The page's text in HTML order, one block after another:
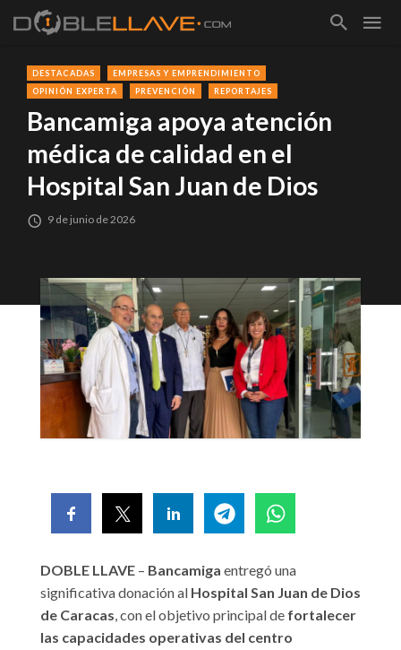
DESTACADAS
EMPRESAS Y EMPRENDIMIENTO
OPINIÓN EXPERTA
PREVENCIÓN REPORTAJES
Bancamiga apoya atención
médica de calidad en el
Hospital San Juan de Dios
9 de junio de 2026
DOBLE LLAVE – Bancamiga entregó una
significativa donación al Hospital San Juan de Dios
de Caracas, con el objetivo principal de fortalecer
las capacidades operativas del centro